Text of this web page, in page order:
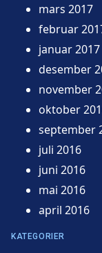
mars 2017
februar
januar 2017
desember
november
oktober
september
juli 2016
juni 2016
mai 2016
april 2016
KATEGORIER